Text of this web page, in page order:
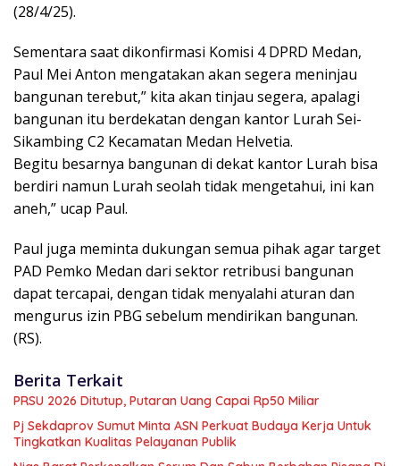
(28/4/25).
Sementara saat dikonfirmasi Komisi 4 DPRD Medan,
Paul Mei Anton mengatakan akan segera meninjau
bangunan terebut,” kita akan tinjau segera, apalagi
bangunan itu berdekatan dengan kantor Lurah Sei-
Sikambing C2 Kecamatan Medan Helvetia.
Begitu besarnya bangunan di dekat kantor Lurah bisa
berdiri namun Lurah seolah tidak mengetahui, ini kan
aneh,” ucap Paul.
Paul juga meminta dukungan semua pihak agar target
PAD Pemko Medan dari sektor retribusi bangunan
dapat tercapai, dengan tidak menyalahi aturan dan
mengurus izin PBG sebelum mendirikan bangunan.
(RS).
Berita Terkait
PRSU 2026 Ditutup, Putaran Uang Capai Rp50 Miliar
Pj Sekdaprov Sumut Minta ASN Perkuat Budaya Kerja Untuk
Tingkatkan Kualitas Pelayanan Publik